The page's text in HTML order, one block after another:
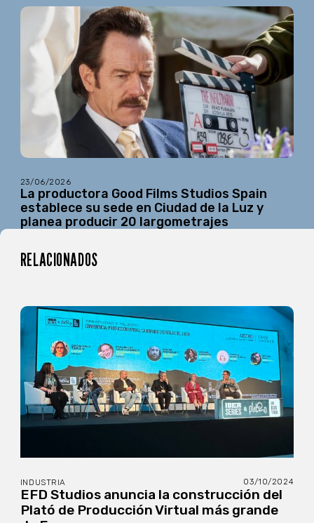
23/06/2026
La productora Good Films Studios Spain
establece su sede en Ciudad de la Luz y
planea producir 20 largometrajes
RELACIONADOS
INDUSTRIA 03/10/2024
EFD Studios anuncia la construcción del
Plató de Producción Virtual más grande